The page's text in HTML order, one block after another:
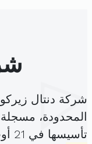
شركة دنتال
المحدودة،
تأسيسها في 21 أوت 2008 برأس مال قدره